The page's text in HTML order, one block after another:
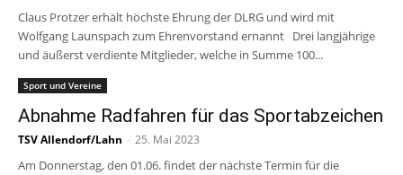
Claus Protzer erhält höchste Ehrung der DLRG und wird mit
Wolfgang Launspach zum Ehrenvorstand ernannt Drei langjährige
und äußerst verdiente Mitglieder, welche in Summe 100...
Sport und Vereine
Abnahme Radfahren für das Sportabzeichen
TSV Allendorf/Lahn - 25. Mai 2023
Am Donnerstag, den 01.06. findet der nächste Termin für die